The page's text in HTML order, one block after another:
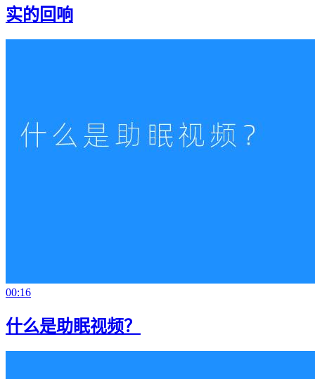
实的回响
00:16
什么是助眠视频？